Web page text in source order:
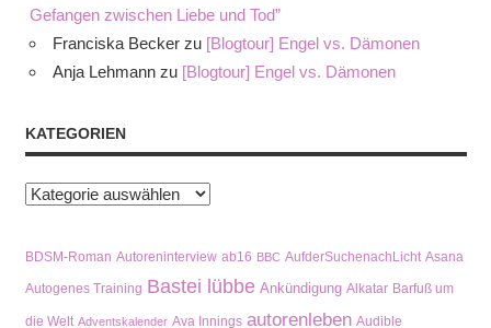
Gefangen zwischen Liebe und Tod”
Franciska Becker zu [Blogtour] Engel vs. Dämonen
Anja Lehmann zu [Blogtour] Engel vs. Dämonen
KATEGORIEN
Kategorien
BDSM-Roman Autoreninterview ab16 BBC AufderSuchenachLicht Asana
Autogenes Training Bastei lübbe Ankündigung Alkatar Barfuß um
die Welt Adventskalender Ava Innings autorenleben Audible